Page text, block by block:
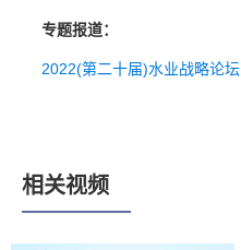
专题报道：
2022(第二十届)水业战略论坛
相关视频